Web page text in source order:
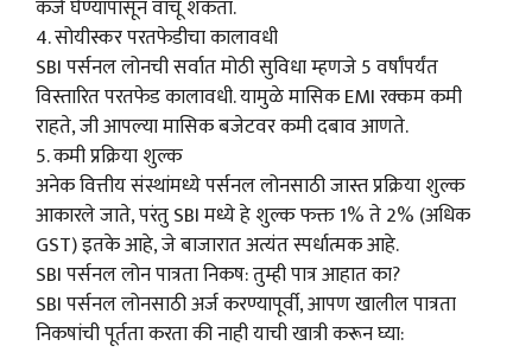
कर्ज घेण्यापासून वाचू शकता.
4. सोयीस्कर परतफेडीचा कालावधी
SBI पर्सनल लोनची सर्वात मोठी सुविधा म्हणजे 5 वर्षांपर्यंत
विस्तारित परतफेड कालावधी. यामुळे मासिक EMI रक्कम कमी
राहते, जी आपल्या मासिक बजेटवर कमी दबाव आणते.
5. कमी प्रक्रिया शुल्क
अनेक वित्तीय संस्थांमध्ये पर्सनल लोनसाठी जास्त प्रक्रिया शुल्क
आकारले जाते, परंतु SBI मध्ये हे शुल्क फक्त 1% ते 2% (अधिक
GST) इतके आहे, जे बाजारात अत्यंत स्पर्धात्मक आहे.
SBI पर्सनल लोन पात्रता निकष: तुम्ही पात्र आहात का?
SBI पर्सनल लोनसाठी अर्ज करण्यापूर्वी, आपण खालील पात्रता
निकषांची पूर्तता करता की नाही याची खात्री करून घ्या: